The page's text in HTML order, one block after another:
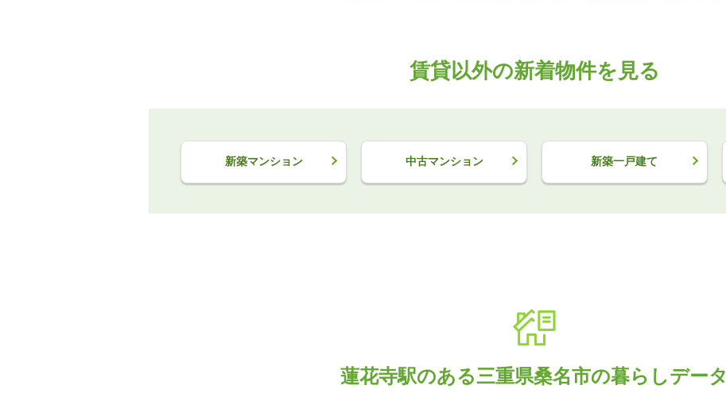
賃貸以外の新着物件を見る
新築マンション 中古マンション 新築一戸建て
蓮花寺駅のある三重県桑名市の暮らしデータ